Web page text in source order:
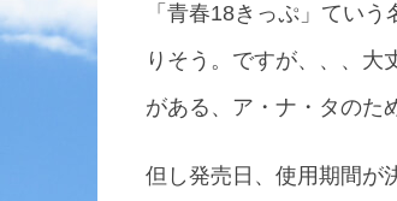
「青春18きっぷ」てい
りそう。ですが、、、大
がある、ア・ナ・タのた
但し発売日、使用期間が